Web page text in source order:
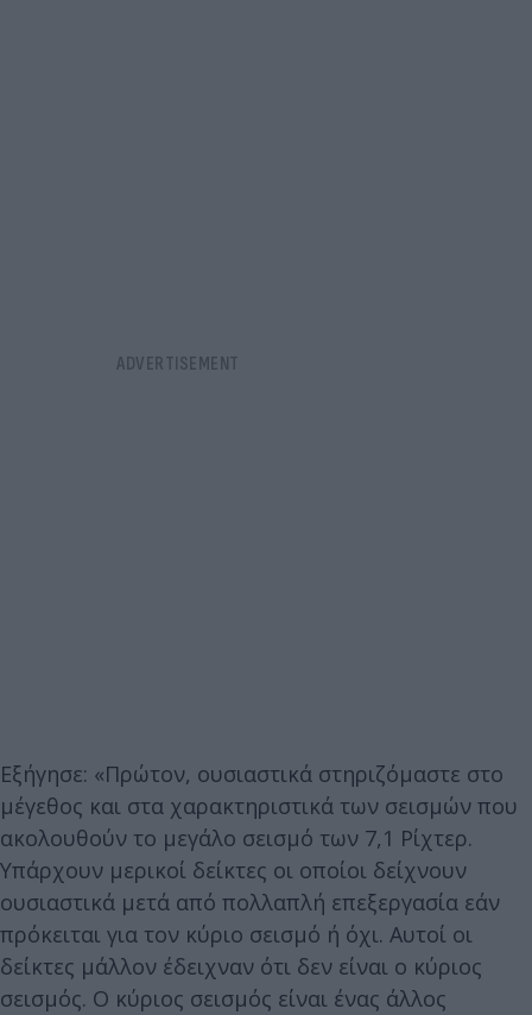
Εξήγησε: «Πρώτον, ουσιαστικά στηριζόμαστε στο
μέγεθος και στα χαρακτηριστικά των σεισμών που
ακολουθούν το μεγάλο σεισμό των 7,1 Ρίχτερ.
Υπάρχουν μερικοί δείκτες οι οποίοι δείχνουν
ουσιαστικά μετά από πολλαπλή επεξεργασία εάν
πρόκειται για τον κύριο σεισμό ή όχι. Αυτοί οι
δείκτες μάλλον έδειχναν ότι δεν είναι ο κύριος
σεισμός. Ο κύριος σεισμός είναι ένας άλλος